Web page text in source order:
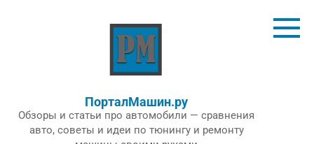
ПорталМашин.ру
Обзоры и статьи про автомобили — сравнения
авто, советы и идеи по тюнингу и ремонту